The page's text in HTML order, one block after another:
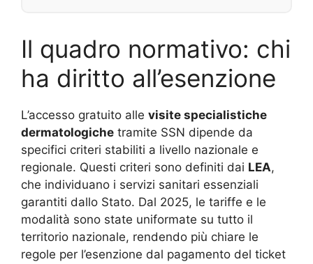
Il quadro normativo: chi
ha diritto all’esenzione
L’accesso gratuito alle visite specialistiche
dermatologiche tramite SSN dipende da
specifici criteri stabiliti a livello nazionale e
regionale. Questi criteri sono definiti dai LEA,
che individuano i servizi sanitari essenziali
garantiti dallo Stato. Dal 2025, le tariffe e le
modalità sono state uniformate su tutto il
territorio nazionale, rendendo più chiare le
regole per l’esenzione dal pagamento del ticket